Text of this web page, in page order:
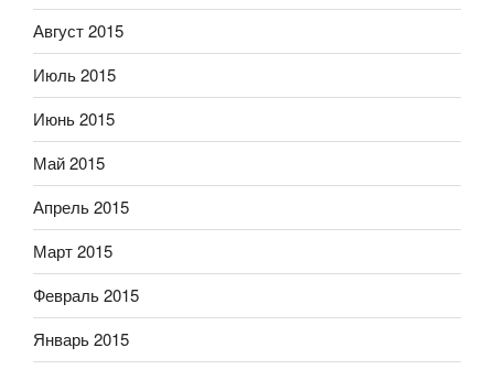
Август 2015
Июль 2015
Июнь 2015
Май 2015
Апрель 2015
Март 2015
Февраль 2015
Январь 2015